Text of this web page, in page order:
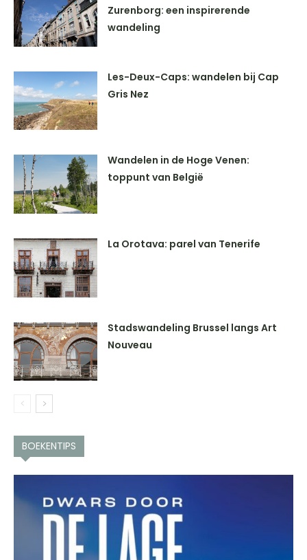
Zurenborg: een inspirerende
wandeling
Les-Deux-Caps: wandelen bij Cap
Gris Nez
Wandelen in de Hoge Venen:
toppunt van België
La Orotava: parel van Tenerife
Stadswandeling Brussel langs Art
Nouveau
BOEKENTIPS